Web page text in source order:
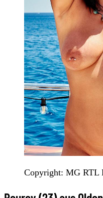
Copyright: MG RTL